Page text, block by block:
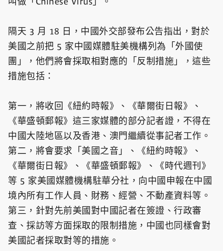
隔天 3 月 18 日，中國外交部發布公告指出，對於
美國之前把 5 家中國媒體駐美機構列為「外國使
團」，他們將會採取相對應的「反制措施」，這些
措施包括：
第一，將收回《紐約時報》、《華爾街日報》、
《華盛頓郵報》這三家媒體的部分記者證，不得在
中國大陸地區以及香港、澳門繼續從事記者工作。
第二，將會要求「美國之音」、《紐約時報》、
《華爾街日報》、《華盛頓郵報》、《時代週刊》
等 5 家美國媒體機構駐華分社，向中國申報在中國
境內所有工作人員、財務、經營、不動產資料等。
第三，針對先前美國對中國記者在簽證、行政審
查、採訪等方面採取的限制措施，中國也同樣會對
美國記者採取對等的措施。